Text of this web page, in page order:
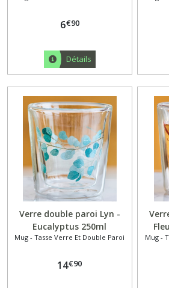
6€90
Détails
Verre double paroi Lyn -
Eucalyptus 250ml
Mug - Tasse Verre Et Double Paroi
14€90
Mug -